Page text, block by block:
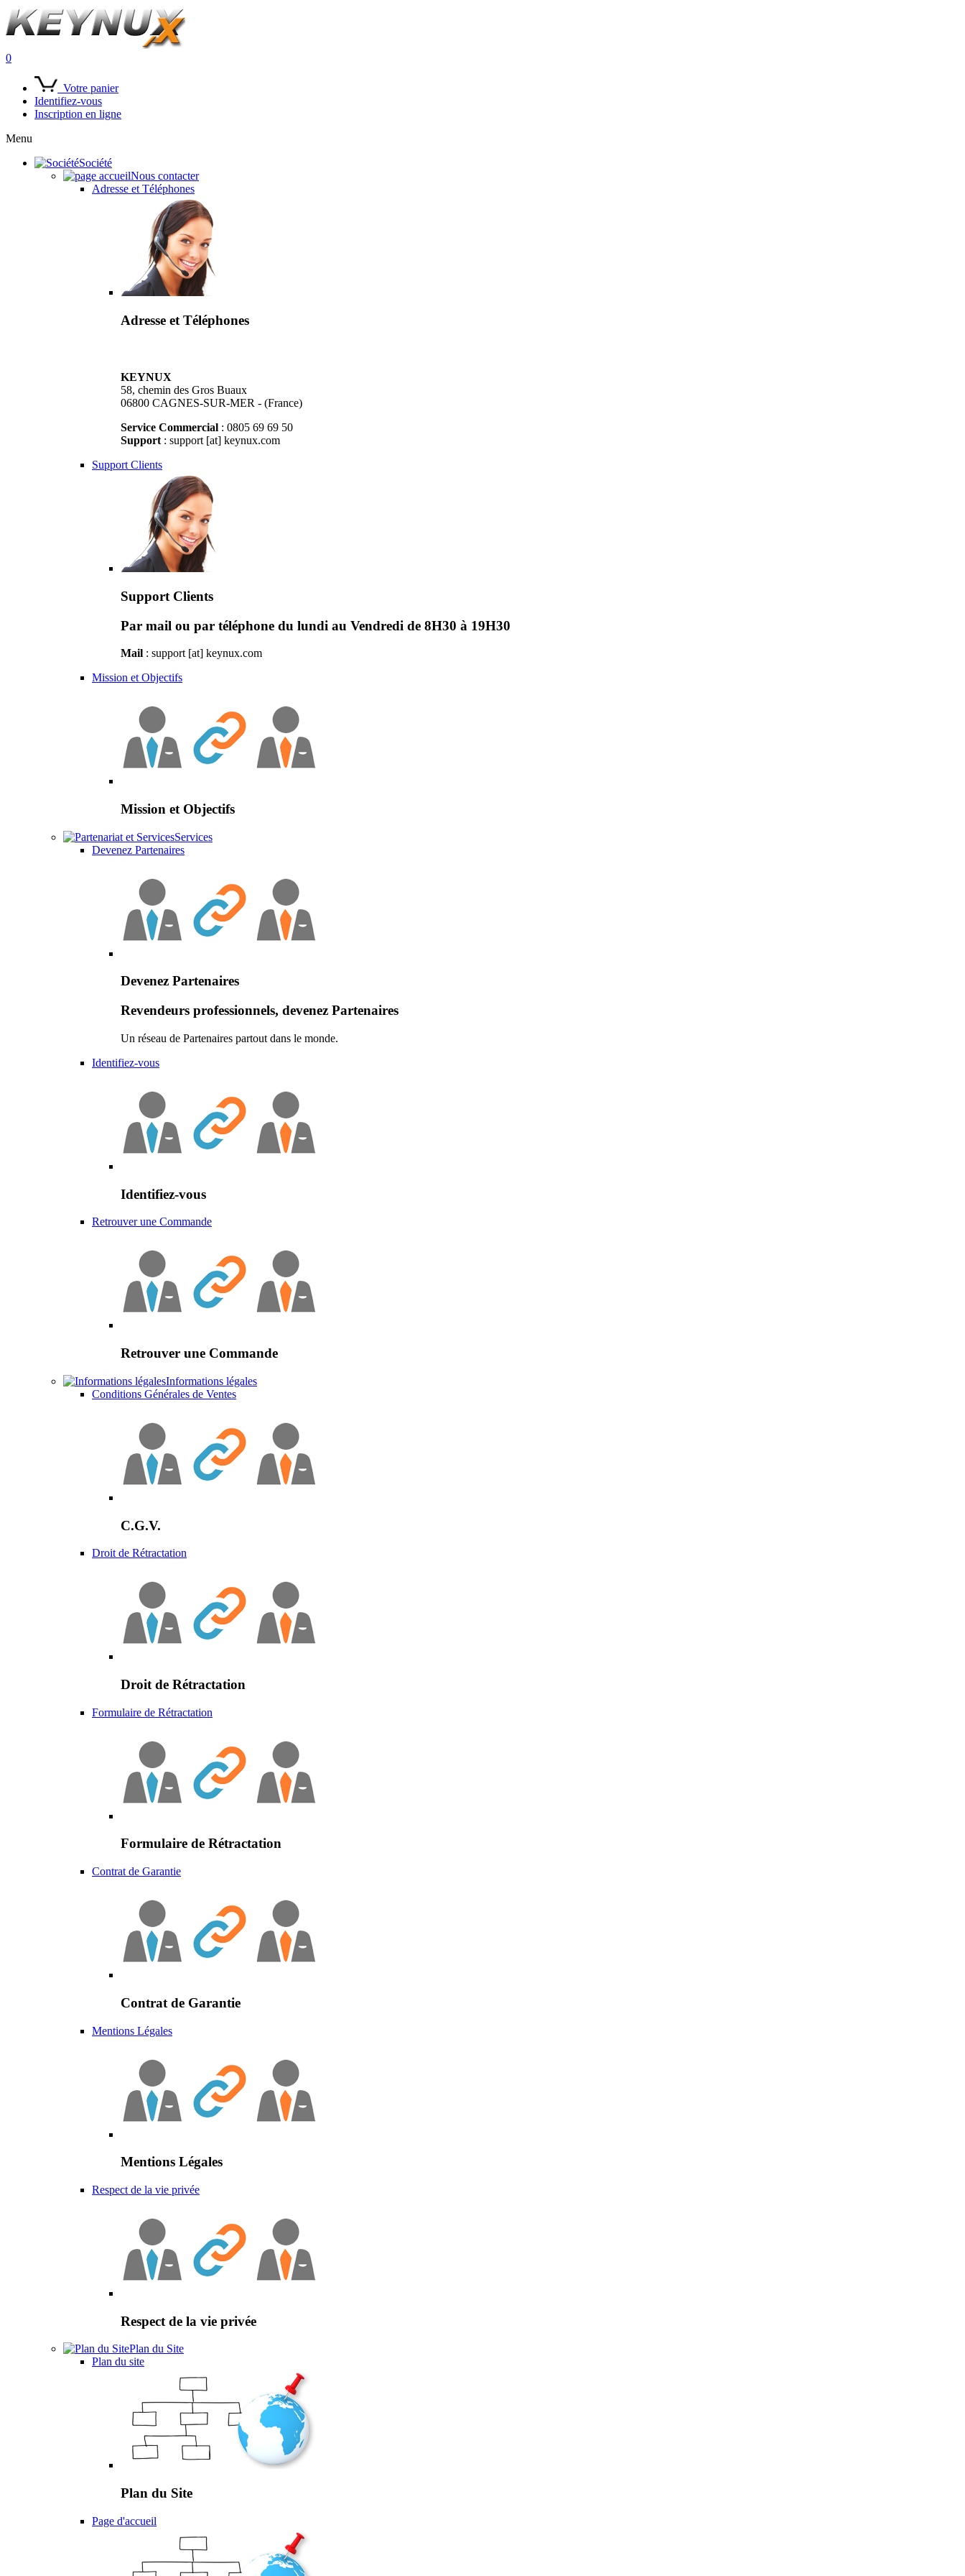
0
Votre panier
Identifiez-vous
Inscription en ligne
Menu
Société
Nous contacter
Adresse et Téléphones
Adresse et Téléphones
KEYNUX
58, chemin des Gros Buaux
06800 CAGNES-SUR-MER - (France)
Service Commercial : 0805 69 69 50
Support : support [at] keynux.com
Support Clients
Support Clients
Par mail ou par téléphone du lundi au Vendredi de 8H30 à 19H30
Mail : support [at] keynux.com
Mission et Objectifs
Mission et Objectifs
Services
Devenez Partenaires
Devenez Partenaires
Revendeurs professionnels, devenez Partenaires
Un réseau de Partenaires partout dans le monde.
Identifiez-vous
Identifiez-vous
Retrouver une Commande
Retrouver une Commande
Informations légales
Conditions Générales de Ventes
C.G.V.
Droit de Rétractation
Droit de Rétractation
Formulaire de Rétractation
Formulaire de Rétractation
Contrat de Garantie
Contrat de Garantie
Mentions Légales
Mentions Légales
Respect de la vie privée
Respect de la vie privée
Plan du Site
Plan du site
Plan du Site
Page d'accueil